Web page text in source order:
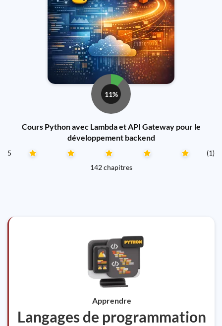
11%
Cours Python avec Lambda et API Gateway pour le
développement backend
5
(1)
142 chapitres
Apprendre
Langages de programmation